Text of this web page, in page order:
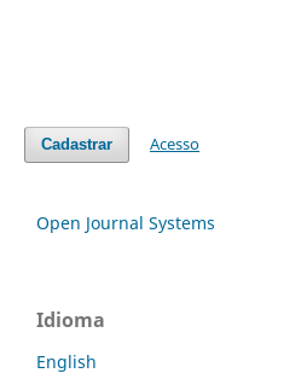
Cadastrar Acesso
Open Journal Systems
Idioma
English